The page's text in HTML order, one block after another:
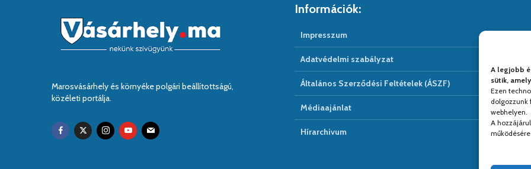
A legjobb
sütik,
Ezen
dolgozzunk
webhelyen.
A
Marosvásárhely és környéke polgári beállítottságú,
közéleti portálja.
Információk:
Impresszum
Adatvédelmi szabályzat
Általános Szerződési Feltételek (ÁSZF)
Médiaajánlat
Hírarchivum